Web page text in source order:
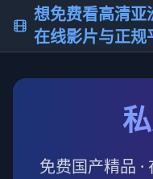
想免费看高清亚
在线影片与正规
免费国产精品 ·